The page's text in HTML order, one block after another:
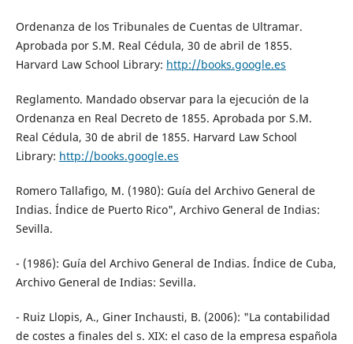
Ordenanza de los Tribunales de Cuentas de Ultramar.
Aprobada por S.M. Real Cédula, 30 de abril de 1855.
Harvard Law School Library: http://books.google.es
Reglamento. Mandado observar para la ejecución de la
Ordenanza en Real Decreto de 1855. Aprobada por S.M.
Real Cédula, 30 de abril de 1855. Harvard Law School
Library: http://books.google.es
Romero Tallafigo, M. (1980): Guía del Archivo General de
Indias. Índice de Puerto Rico", Archivo General de Indias:
Sevilla.
- (1986): Guía del Archivo General de Indias. Índice de Cuba,
Archivo General de Indias: Sevilla.
- Ruiz Llopis, A., Giner Inchausti, B. (2006): "La contabilidad
de costes a finales del s. XIX: el caso de la empresa española